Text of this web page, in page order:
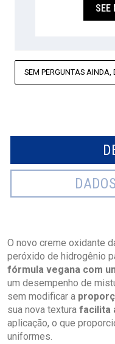
SEE
SEM PERGUNTAS AINDA,
O novo creme oxidante
peróxido de hidrogênio
fórmula vegana com
um desempenho de
sem modificar a
sua nova textura facilita
aplicação, o que
uniformes.